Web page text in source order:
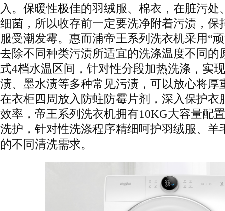
入。保暖性极佳的羽绒服、棉衣，在脏污处
细菌，所以收存前一定要洗净附着污渍，保
服受潮发霉。惠而浦帝王系列洗衣机采用“
去除不同种类污渍所适宜的洗涤温度不同的
式4档水温区间，针对性分段加热洗涤，实
渍、墨水渍等多种常见污渍，可以放心将厚
在衣柜四周放入防蛀防霉片剂，深入保护衣
效率，帝王系列洗衣机拥有10KG大容量配
洗护，针对性洗涤程序精细呵护羽绒服、羊
的不同清洗需求。